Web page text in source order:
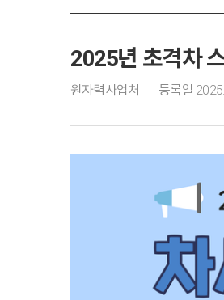
2025년 초격차
원자력사업처 등록일